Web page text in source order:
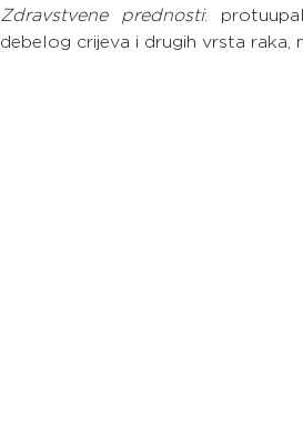
Zdravstvene prednosti:
debelog crijeva i drugih vrsta raka,